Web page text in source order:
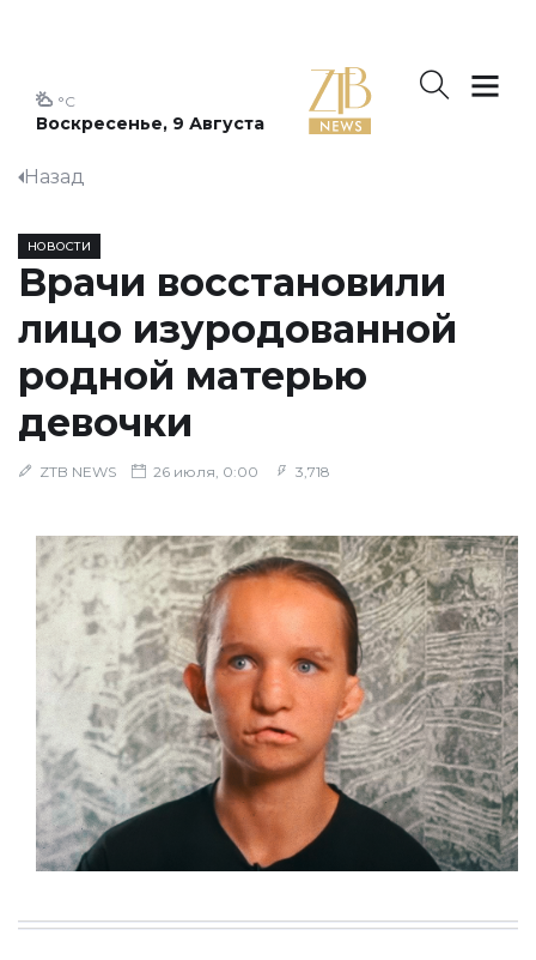
Воскресенье, 9 Августа
°C
Назад
НОВОСТИ
Врачи восстановили
лицо изуродованной
родной матерью
девочки
ZTB NEWS 26 июля, 0:00 3,718